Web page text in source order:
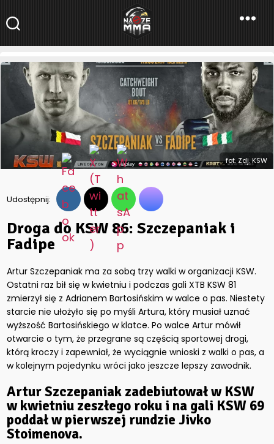
NaszeMMA
NaszeMMA.pl»Aktualności»Droga do KSW 86: Szczepaniak i
Fadipe
fot. Zdj. KSW
Udostępnij:
Droga do KSW 86: Szczepaniak i
Fadipe
Artur Szczepaniak ma za sobą trzy walki w organizacji KSW.
Ostatni raz bił się w kwietniu i podczas gali XTB KSW 81
zmierzył się z Adrianem Bartosińskim w walce o pas. Niestety
starcie nie ułożyło się po myśli Artura, który musiał uznać
wyższość Bartosińskiego w klatce. Po walce Artur mówił
otwarcie o tym, że przegrane są częścią sportowej drogi,
którą kroczy i zapewniał, że wyciągnie wnioski z walki o pas, a
w kolejnym pojedynku wróci jako jeszcze lepszy zawodnik.
Artur Szczepaniak zadebiutował w KSW
w kwietniu zeszłego roku i na gali KSW 69
poddał w pierwszej rundzie Jivko
Stoimenova.